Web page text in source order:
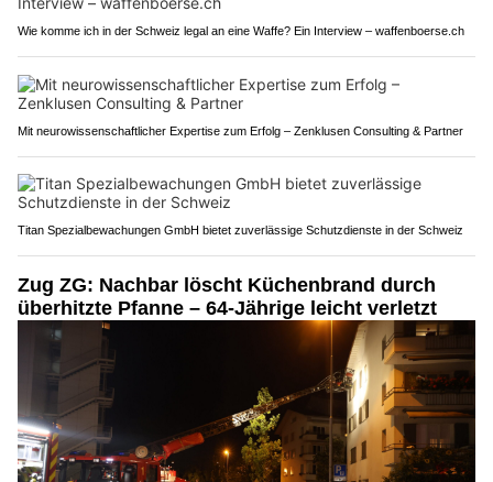
Wie komme ich in der Schweiz legal an eine Waffe? Ein Interview – waffenboerse.ch
Mit neurowissenschaftlicher Expertise zum Erfolg – Zenklusen Consulting & Partner
Titan Spezialbewachungen GmbH bietet zuverlässige Schutzdienste in der Schweiz
Zug ZG: Nachbar löscht Küchenbrand durch
überhitzte Pfanne – 64-Jährige leicht verletzt